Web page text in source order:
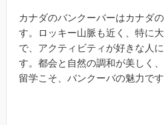
カナダのバンクーバーはカナダ
す。ロッキー山脈も近く、特に
で、アクティビティが好きな人
す。都会と自然の調和が美しく
留学こそ、バンクーバの魅力です